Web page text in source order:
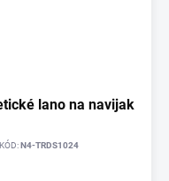
lano na navijak
KÓD:N4-TRDS1024